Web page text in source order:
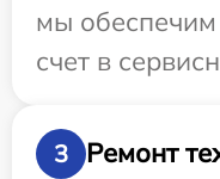
мы
счет в
3
Ремонт